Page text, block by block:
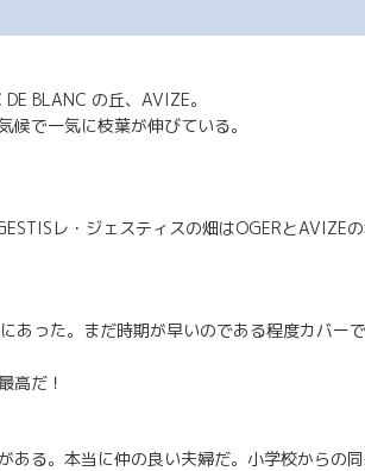
BLANC の丘、AVIZE。
候で一気に枝葉が伸びている。
レ・ジェスティスの畑はOGERとAVIZE
あった。まだ時期が早いのである程度カバー
高だ！
ある。本当に仲の良い夫婦だ。小学校からの同